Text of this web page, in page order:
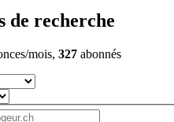
de recherche
mois, 327 abonnés